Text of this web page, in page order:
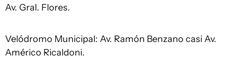
Av. Gral. Flores.
Velódromo Municipal: Av. Ramón Benzano casi Av.
Américo Ricaldoni.